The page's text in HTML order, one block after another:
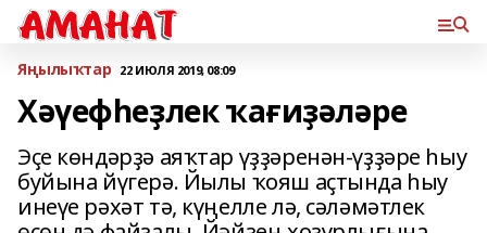
Яңылыҡтар 22 ИЮЛЯ 2019, 08:09
Хәүефһеҙлек ҡағиҙәләре
Эҫе көндәрҙә аяҡтар үҙҙәренән-үҙҙәре һыу
буйына йүгерә. Йылы ҡояш аҫтында һыу
инеүе рәхәт тә, күңелле лә, сәләмәтлек